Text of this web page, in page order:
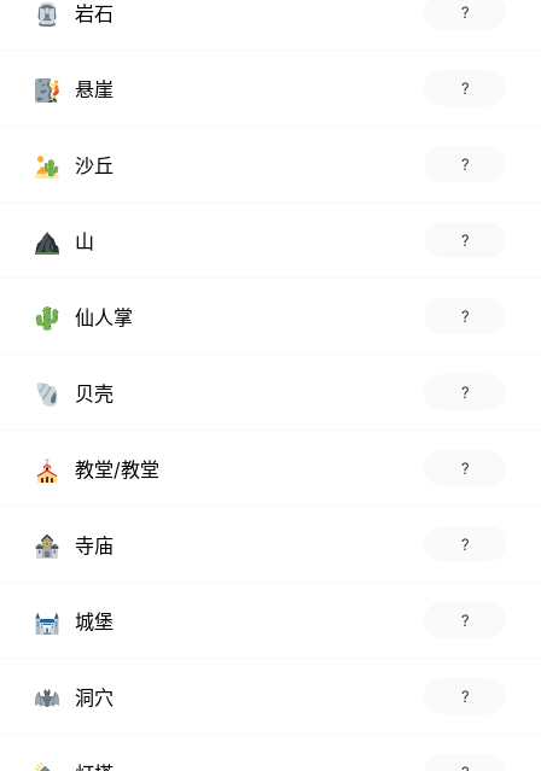
岩石 ?
悬崖 ?
沙丘 ?
山 ?
仙人掌 ?
贝壳 ?
教堂/教堂 ?
寺庙 ?
城堡 ?
洞穴 ?